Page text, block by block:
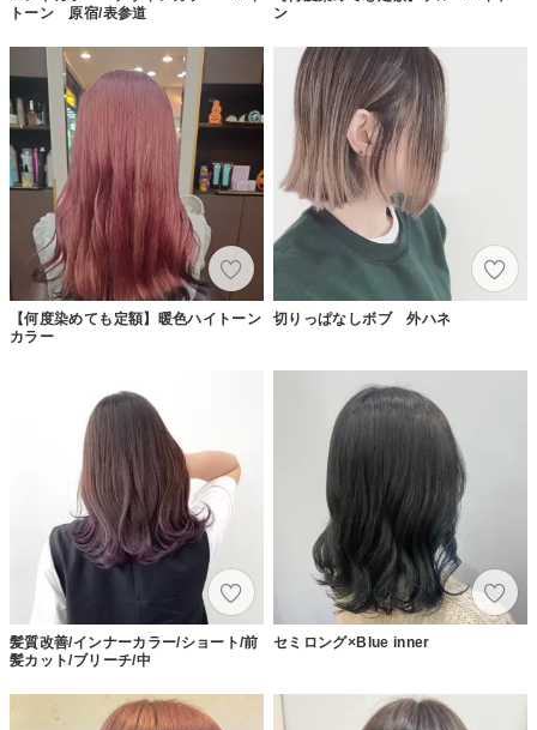
トーン 原宿/表参道
ン
【何度染めても定額】暖色ハイトーン
カラー
切りっぱなしボブ 外ハネ
髪質改善/インナーカラー/ショート/前
髪カット/ブリーチ/中
セミロング×Blue inner